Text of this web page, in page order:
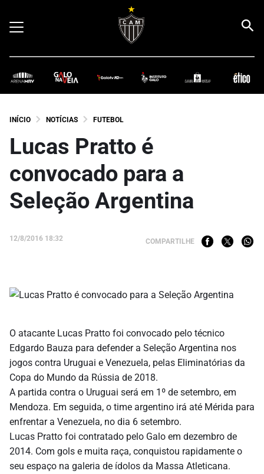
INÍCIO NOTÍCIAS FUTEBOL
Lucas Pratto é
convocado para a
Seleção Argentina
12/8/2016 18:32 COMPARTILHE
O atacante Lucas Pratto foi convocado pelo técnico
Edgardo Bauza para defender a Seleção Argentina nos
jogos contra Uruguai e Venezuela, pelas Eliminatórias da
Copa do Mundo da Rússia de 2018.
A partida contra o Uruguai será em 1º de setembro, em
Mendoza. Em seguida, o time argentino irá até Mérida para
enfrentar a Venezuela, no dia 6 setembro.
Lucas Pratto foi contratado pelo Galo em dezembro de
2014. Com gols e muita raça, conquistou rapidamente o
seu espaço na galeria de ídolos da Massa Atleticana.